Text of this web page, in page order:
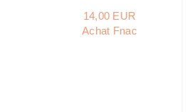
14,00 EUR
Achat Fnac